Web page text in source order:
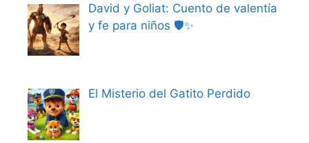
David y Goliat: Cuento de valentía
y fe para niños 🛡️✨
El Misterio del Gatito Perdido